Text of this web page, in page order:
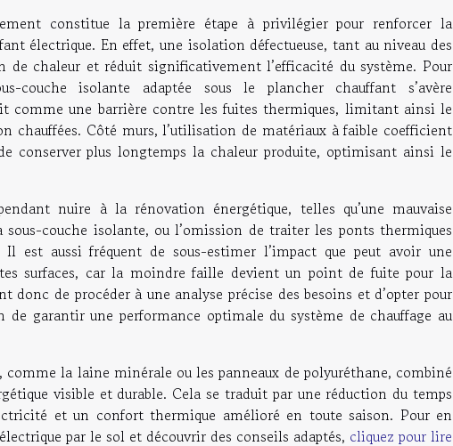
constitue la première étape à privilégier pour renforcer la
électrique. En effet, une isolation défectueuse, tant au niveau des
de chaleur et réduit significativement l’efficacité du système. Pour
couche isolante adaptée sous le plancher chauffant s’avère
comme une barrière contre les fuites thermiques, limitant ainsi le
chauffées. Côté murs, l’utilisation de matériaux à faible coefficient
conserver plus longtemps la chaleur produite, optimisant ainsi le
nuire à la rénovation énergétique, telles qu’une mauvaise
sous-couche isolante, ou l’omission de traiter les ponts thermiques
est aussi fréquent de sous-estimer l’impact que peut avoir une
surfaces, car la moindre faille devient un point de fuite pour la
donc de procéder à une analyse précise des besoins et d’opter pour
garantir une performance optimale du système de chauffage au
la laine minérale ou les panneaux de polyuréthane, combiné
visible et durable. Cela se traduit par une réduction du temps
et un confort thermique amélioré en toute saison. Pour en
par le sol et découvrir des conseils adaptés, cliquez pour lire